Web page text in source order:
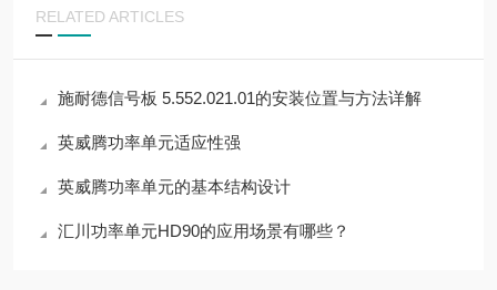
RELATED ARTICLES
施耐德信号板 5.552.021.01的安装位置与方法详解
英威腾功率单元适应性强
英威腾功率单元的基本结构设计
汇川功率单元HD90的应用场景有哪些？